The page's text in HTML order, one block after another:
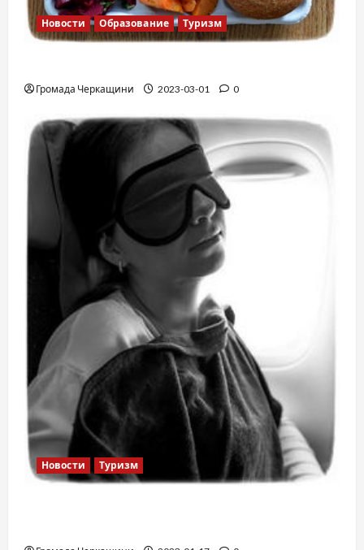
Новости Образование Туризм
Громада Черкащини 2023-03-01 0
Новости Туризм